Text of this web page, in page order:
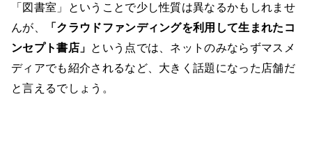
「図書室」ということで少し性質は異なるかもしれませ
んが、
「クラウドファンディングを利用して生まれたコ
ンセプト書店」 という点では、ネットのみならずマスメ
ディアでも紹介されるなど、大きく話題になった店舗だ
と言えるでしょう。